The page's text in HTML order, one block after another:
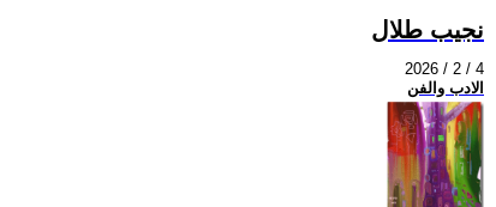
نجيب طلال
2026 / 2 / 4
الادب والفن